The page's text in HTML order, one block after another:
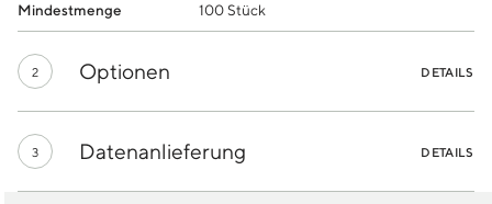
Mindestmenge
100 Stück
2 Optionen DETAILS
3 Datenanlieferung DETAILS